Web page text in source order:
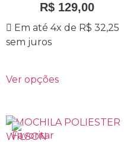
R$129,00
Em até 4x de R$ 32,25
sem juros
Ver opções